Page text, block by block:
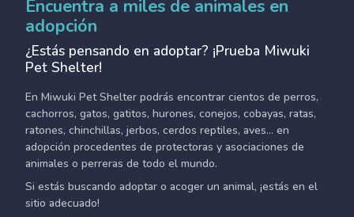
Encuentra a miles de animales en
adopción
¿Estás pensando en adoptar? ¡Prueba Miwuki
Pet Shelter!
En Miwuki Pet Shelter podrás encontrar cientos de perros,
cachorros, gatos, gatitos, hurones, conejos, cobayas, ratas,
ratones, chinchillas, jerbos, cerdos reptiles, aves... en
adopción procedentes de protectoras y asociaciones de
animales o perreras de todo el mundo.
Si estás buscando adoptar o acoger un animal, ¡estás en el
sitio adecuado!